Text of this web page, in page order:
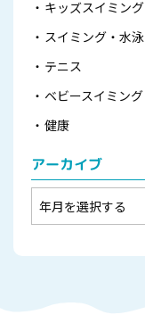
キッズスイミング
スイミング・水泳
テニス
ベビースイミング
健康
アーカイブ